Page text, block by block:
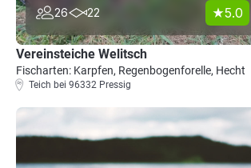
26 22 5.0
Vereinsteiche Welitsch
Fischarten: Karpfen, Regenbogenforelle, Hecht
Teich bei 96332 Pressig